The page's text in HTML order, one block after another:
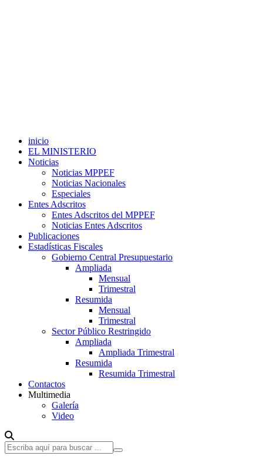
inicio
EL MINISTERIO
Noticias
Noticias MPPEF
Noticias Nacionales
Especiales
Entes Adscritos
Entes Adscritos del MPPEF
Noticias Entes Adscritos
Publicaciones
Estadísticas Fiscales
Gobierno Central Presupuestario
Ampliada
Mensual
Trimestral
Resumida
Mensual
Trimestral
Sector Público Restringido
Ampliada
Ampliada Trimestral
Resumida
Resumida Trimestral
Contactos
Multimedia
Galería
Video